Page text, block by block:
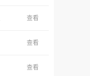
查看
查看
查看